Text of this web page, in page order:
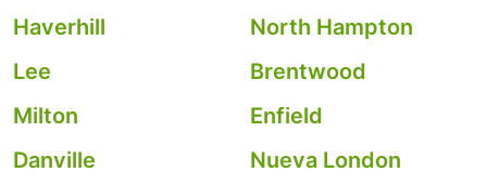
Haverhill
North Hampton
Lee
Brentwood
Milton
Enfield
Danville
Nueva London